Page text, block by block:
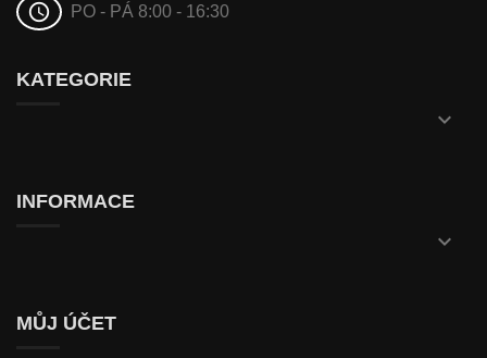
schedule PO - PÁ 8:00 - 16:30
KATEGORIE

INFORMACE

MŮJ ÚČET